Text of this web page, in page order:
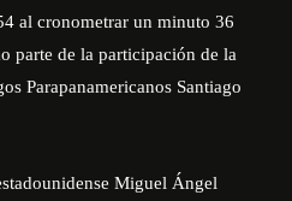
al cronometrar un minuto 36
parte de la participación de la
Parapanamericanos Santiago
Miguel Ángel